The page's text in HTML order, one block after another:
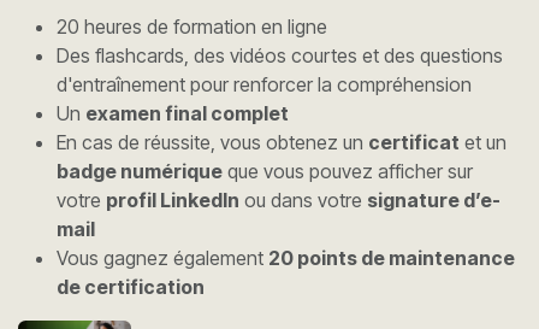
20 heures de formation en ligne
Des flashcards, des vidéos courtes et des questions
d'entraînement pour renforcer la compréhension
Un examen final complet
En cas de réussite, vous obtenez un certificat et un
badge numérique que vous pouvez afficher sur
votre profil LinkedIn ou dans votre signature d’e-
mail
Vous gagnez également 20 points de maintenance
de certification